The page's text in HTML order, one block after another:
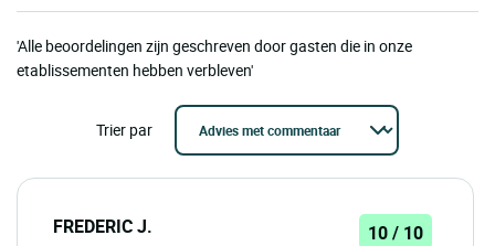
'Alle beoordelingen zijn geschreven door gasten die in onze
etablissementen hebben verbleven'
Trier par
FREDERIC J. 10 / 10